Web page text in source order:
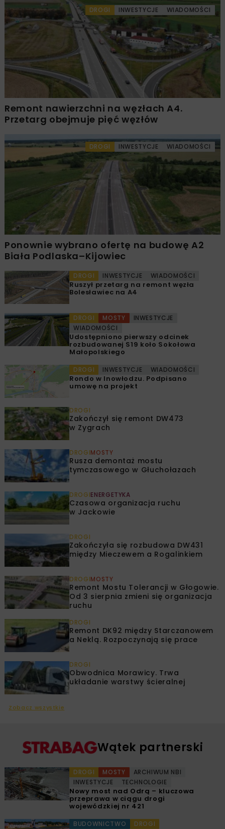
DROGI INWESTYCJE WIADOMOŚCI
Remont nawierzchni na węzłach A4.
Przetarg obejmuje pięć węzłów
DROGI INWESTYCJE WIADOMOŚCI
Ponownie wybrano ofertę na budowę A2
Biała Podlaska–Kijowiec
DROGI INWESTYCJE WIADOMOŚCI
Ruszył przetarg na remont węzła
Bolesławiec na A4
DROGI MOSTY
INWESTYCJE
WIADOMOŚCI
Udostępniono pierwszy odcinek
rozbudowanej S19 koło Sokołowa
Małopolskiego
DROGI INWESTYCJE WIADOMOŚCI
Rondo w Inowłodzu. Podpisano
umowę na projekt
DROGI
Zakończył się remont DW473
w Zygrach
DROGIMOSTY
Rusza demontaż mostu
tymczasowego w Głuchołazach
DROGIENERGETYKA
Czasowa organizacja ruchu
w Jackowie
DROGI
Zakończyła się rozbudowa DW431
między Mieczewem a Rogalinkiem
DROGIMOSTY
Remont Mostu Tolerancji w Głogowie.
Od 3 sierpnia zmieni się organizacja
ruchu
DROGI
Remont DK92 między Starczanowem
a Neklą. Rozpoczynają się prace
DROGI
Obwodnica Morawicy. Trwa
układanie warstwy ścieralnej
Zobacz wszystkie
Wątek partnerski
DROGI MOSTY
ARCHIWUM NBI
INWESTYCJE
TECHNOLOGIE
Nowy most nad Odrą – kluczowa
przeprawa w ciągu drogi
wojewódzkiej nr 421
BUDOWNICTWO
DROGI